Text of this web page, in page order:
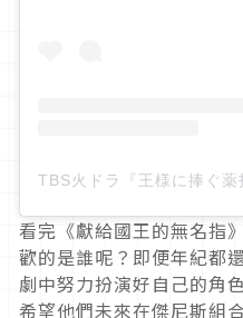
看完《獻給國王的無名指
歡的是誰呢？即便年紀都
劇中努力扮演好自己的角
希望他們未來在傑尼斯組